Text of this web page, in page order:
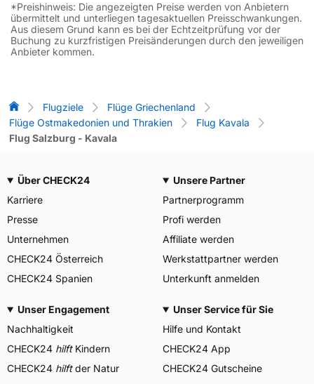
*Preishinweis: Die angezeigten Preise werden von Anbietern
übermittelt und unterliegen tagesaktuellen Preisschwankungen.
Aus diesem Grund kann es bei der Echtzeitprüfung vor der
Buchung zu kurzfristigen Preisänderungen durch den jeweiligen
Anbieter kommen.
Flug-Vergleich
Flugziele
Flüge Griechenland
Flüge Ostmakedonien und Thrakien
Flug Kavala
Flug Salzburg - Kavala
Über CHECK24
Karriere
Presse
Unternehmen
CHECK24 Österreich
CHECK24 Spanien
Unsere Partner
Partnerprogramm
Profi werden
Affiliate werden
Werkstattpartner werden
Unterkunft anmelden
Unser Engagement
Nachhaltigkeit
CHECK24 hilftKindern
CHECK24 hilftder Natur
Unser Service für Sie
Hilfe und Kontakt
CHECK24 App
CHECK24 Gutscheine